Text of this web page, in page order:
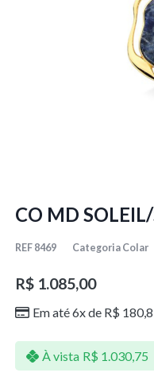
CO MD
REF 8469 Categoria Colar
R$1.085,00
Em até 6x de R$
À vista R$ 1.030,75